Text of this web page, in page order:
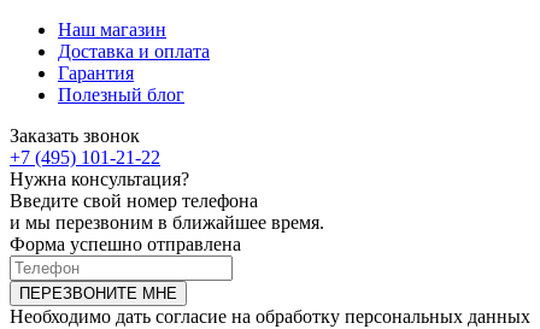
Наш магазин
Доставка и оплата
Гарантия
Полезный блог
Заказать звонок
+7 (495) 101-21-22
Нужна консультация?
Введите свой номер телефона
и мы перезвоним в ближайшее время.
Форма успешно отправлена
ПЕРЕЗВОНИТЕ МНЕ
Необходимо дать согласие на обработку персональных данных